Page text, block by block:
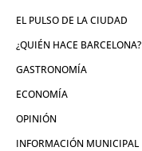
EL PULSO DE LA CIUDAD
¿QUIÉN HACE BARCELONA?
GASTRONOMÍA
ECONOMÍA
OPINIÓN
INFORMACIÓN MUNICIPAL